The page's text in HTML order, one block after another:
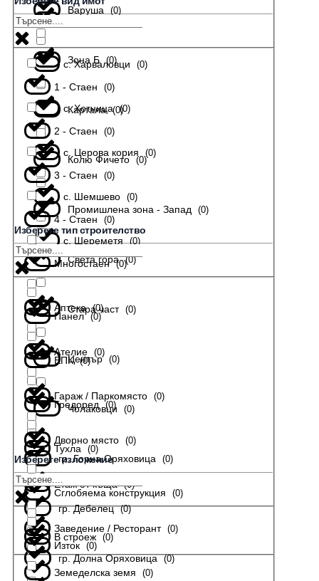
с. Харваловци (0)
с. Хотница (0)
с. Церова кория (0)
с. Шемшево (0)
с. Шереметя (0)
Варуша (0)
Зона Б (0)
Картала (0)
Колю Фичето (0)
Промишлена зона - Запад (0)
Света гора (0)
Стара част (0)
Център (0)
Чолаковци (0)
гр. Горна Оряховица (0)
гр. Дебелец (0)
гр. Долна Оряховица (0)
1 - Стаен (0)
2 - Стаен (0)
3 - Стаен (0)
4 - Стаен (0)
Многостаен (0)
Аптека (0)
Ателие (0)
Гараж / Паркомясто (0)
Дворно място (0)
Етаж от къща (0)
Заведение / Ресторант (0)
Земеделска земя (0)
Изберете тип строителство
Панел (0)
ЕПК (0)
Гредоред (0)
Тухла (0)
Сглобяема конструкция (0)
В строеж (0)
Изберете изложение
Изток (0)